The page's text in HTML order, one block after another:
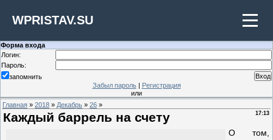
WPRISTAV.SU
Форма входа
Логин:
Пароль:
запомнить
Забыл пароль| Регистрация
или
Главная » 2018 » Декабрь » 26 »
17:13
Каждый баррель на счету
О том,